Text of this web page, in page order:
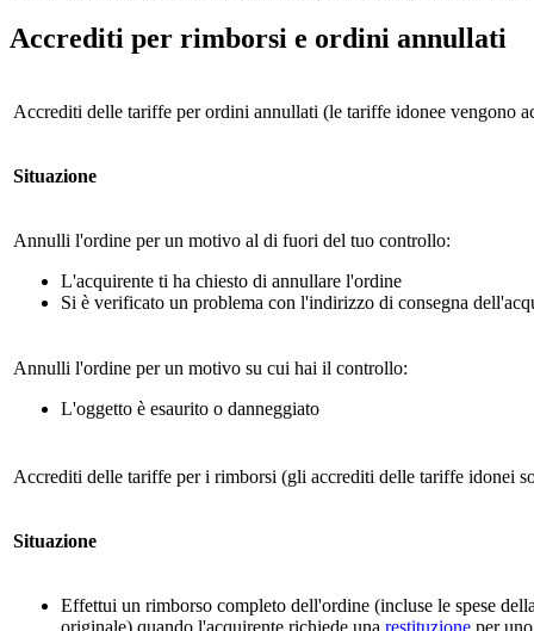
Accrediti per rimborsi e ordini annullati
Accrediti delle tariffe per ordini annullati (le tariffe idonee vengono
Situazione
Annulli l'ordine per un motivo al di fuori del tuo controllo:
L'acquirente ti ha chiesto di annullare l'ordine
Si è verificato un problema con l'indirizzo di consegna
Annulli l'ordine per un motivo su cui hai il controllo:
L'oggetto è esaurito o danneggiato
Accrediti delle tariffe per i rimborsi (gli accrediti delle tariffe idonei
Situazione
Effettui un rimborso completo dell'ordine (incluse le spese